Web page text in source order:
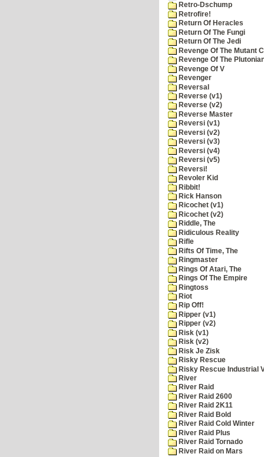
Retro-Dschump
Retrofire!
Return Of Heracles
Return Of The Fungi
Return Of The Jedi
Revenge Of The Mutant
Revenge Of The
Revenge Of V
Revenger
Reversal
Reverse (v1)
Reverse (v2)
Reverse Master
Reversi (v1)
Reversi (v2)
Reversi (v3)
Reversi (v4)
Reversi (v5)
Reversi!
Revoler Kid
Ribbit!
Rick Hanson
Ricochet (v1)
Ricochet (v2)
Riddle, The
Ridiculous Reality
Rifle
Rifts Of Time, The
Ringmaster
Rings Of Atari, The
Rings Of The Empire
Ringtoss
Riot
Rip Off!
Ripper (v1)
Ripper (v2)
Risk (v1)
Risk (v2)
Risk Je Zisk
Risky Rescue
Risky Rescue Industrial
River
River Raid
River Raid 2600
River Raid 2K11
River Raid Bold
River Raid Cold Winter
River Raid Plus
River Raid Tornado
River Raid on Mars